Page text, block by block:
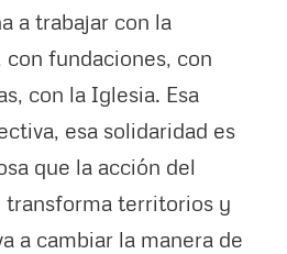
a trabajar con la
con fundaciones, con
con la Iglesia. Esa
esa solidaridad es
que la acción del
transforma territorios y
a cambiar la manera de